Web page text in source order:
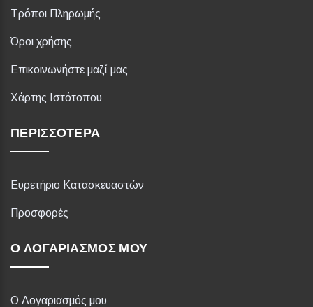
Τρόποι Πληρωμής
Όροι χρήσης
Επικοινωνήστε μαζί μας
Χάρτης Ιστότοπου
ΠΕΡΙΣΣΌΤΕΡΑ
Ευρετήριο Κατασκευαστών
Προσφορές
Ο ΛΟΓΑΡΙΑΣΜΌΣ ΜΟΥ
Ο Λογαριασμός μου